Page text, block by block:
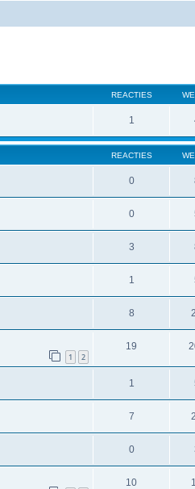
REACTIES
1
REACTIES
0
0
3
1
8
1 2
19
1
7
0
10